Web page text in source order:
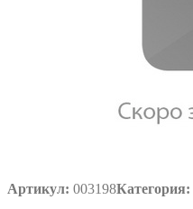
Артикул: 003198Категория: